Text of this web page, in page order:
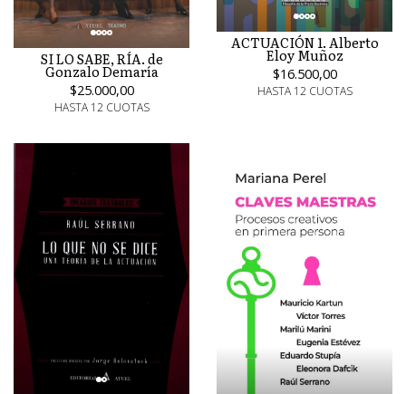
SI LO SABE, RÍA. de
Gonzalo Demaría
$25.000,00
HASTA 12 CUOTAS
ACTUACIÓN 1. Alberto
Eloy Muñoz
$16.500,00
HASTA 12 CUOTAS